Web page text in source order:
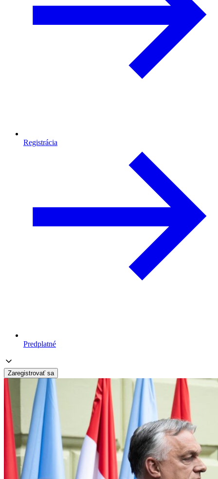
Registrácia
Predplatné
Zaregistrovať sa